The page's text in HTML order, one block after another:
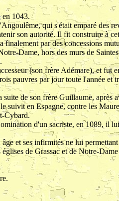
en 1043.
qui s'était emparé des
son autorité. Il fit construire à
finalement par des concessions
Dame, hors des murs de
(son frère Adémare), et fut
pauvres par jour toute l'année et
de son frère Guillaume, après
suivit en Espagne, contre les
Cybard.
d'un sacriste, en 1089, il
et ses infirmités ne lui
de Grassac et de Notre-